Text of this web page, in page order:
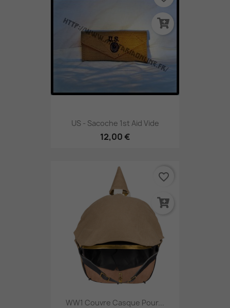
US - Sacoche 1st Aid Vide
12,00 €
WW1 Couvre Casque Pour...
favorite_border